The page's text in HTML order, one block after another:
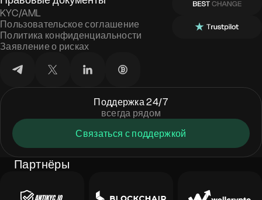
KYC/AML
Пользовательское соглашение
Политика конфиденциальности
Заявление о рисках
Поддержка 24/7
всегда рядом
Связаться с поддержкой
Партнёры